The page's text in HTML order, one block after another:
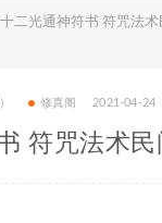
十二光通神符书 符咒法
修真阁 2021-04-24
符咒法术